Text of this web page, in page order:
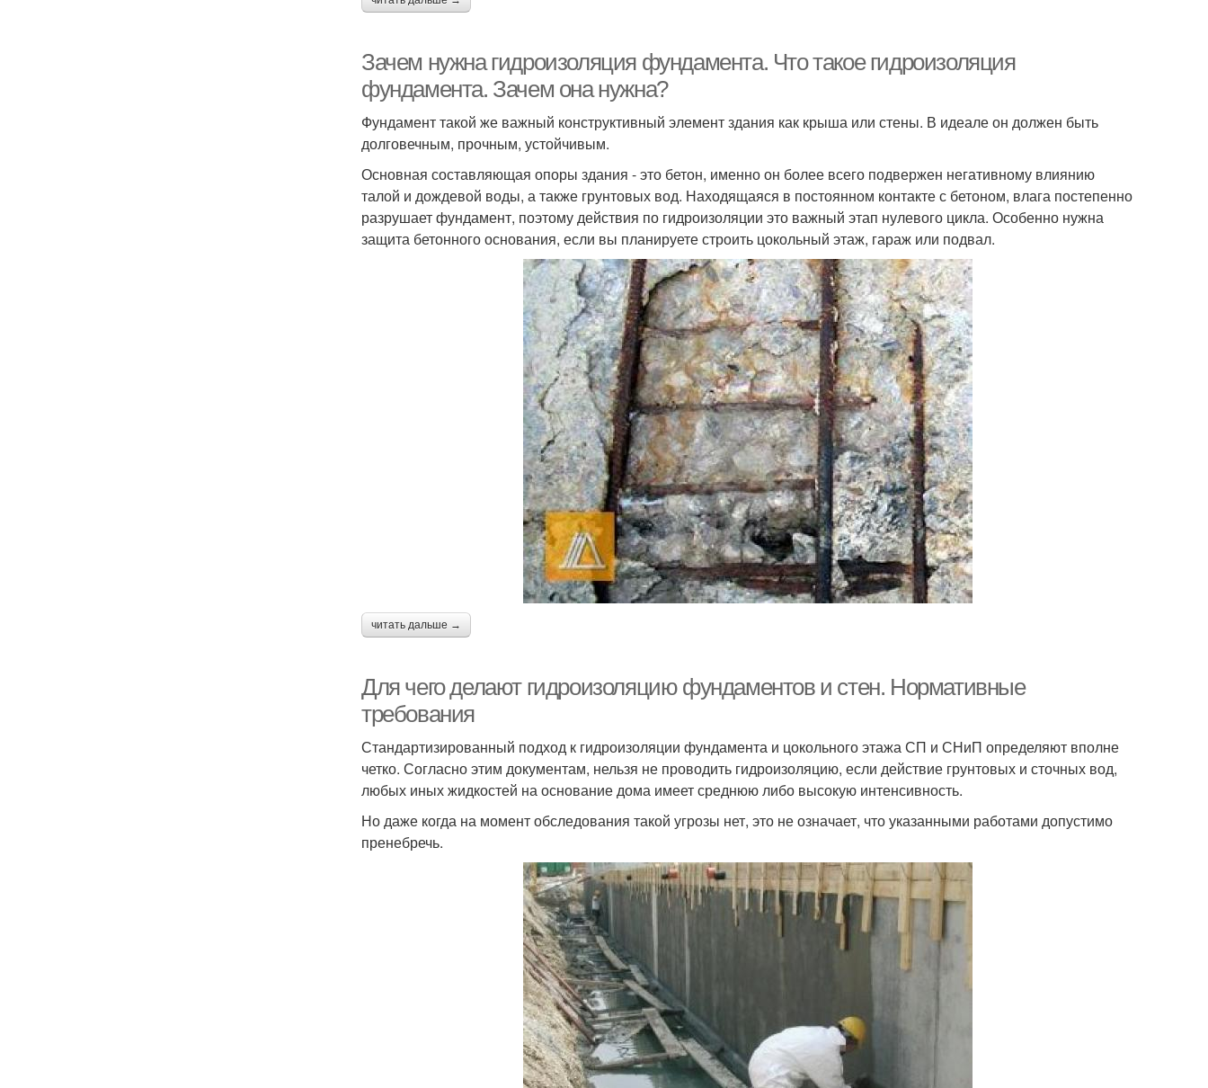
Зачем нужна гидроизоляция фундамента. Что такое гидроизоляция
фундамента. Зачем она нужна?
Фундамент такой же важный конструктивный элемент здания как крыша или стены. В идеале он должен быть
долговечным, прочным, устойчивым.
Основная составляющая опоры здания - это бетон, именно он более всего подвержен негативному влиянию
талой и дождевой воды, а также грунтовых вод. Находящаяся в постоянном контакте с бетоном, влага постепенно
разрушает фундамент, поэтому действия по гидроизоляции это важный этап нулевого цикла. Особенно нужна
защита бетонного основания, если вы планируете строить цокольный этаж, гараж или подвал.
читать дальше →
Для чего делают гидроизоляцию фундаментов и стен. Нормативные
требования
Стандартизированный подход к гидроизоляции фундамента и цокольного этажа СП и СНиП определяют вполне
четко. Согласно этим документам, нельзя не проводить гидроизоляцию, если действие грунтовых и сточных вод,
любых иных жидкостей на основание дома имеет среднюю либо высокую интенсивность.
Но даже когда на момент обследования такой угрозы нет, это не означает, что указанными работами допустимо
пренебречь.